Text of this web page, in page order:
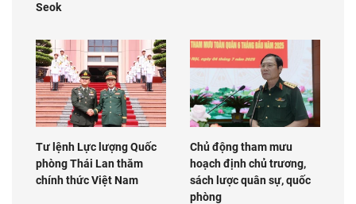
Seok
Tư lệnh Lực lượng Quốc
phòng Thái Lan thăm
chính thức Việt Nam
Chủ động tham mưu
hoạch định chủ trương,
sách lược quân sự, quốc
phòng